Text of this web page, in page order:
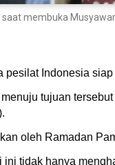
membuka
pesilat Indonesia
tujuan
oleh Ramadan
ini tidak hanya